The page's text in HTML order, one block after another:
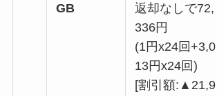
GB
返却なしで72,
336円
(1円x24回+3,0
13円x24回)
[割引額:▲21,9